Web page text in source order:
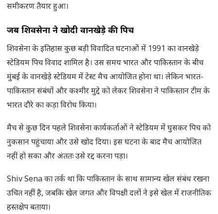
समीकरण तैयार हुआ।
जब शिवसेना ने खोदी वानखेड़े की पिच
शिवसेना के इतिहास कुछ बड़ी विवादित घटनाओं में 1991 का वानखेड़े
स्टेडियम पिच विवाद शामिल है। उस समय भारत और पाकिस्तान के बीच
मुंबई के वानखेड़े स्टेडियम में टेस्ट मैच आयोजित होना था। लेकिन भारत-
पाकिस्तान संबंधों और कश्मीर मुद्दे को लेकर शिवसेना ने पाकिस्तान टीम के
भारत दौरे का कड़ा विरोध किया।
मैच से कुछ दिन पहले शिवसेना कार्यकर्ताओं ने स्टेडियम में घुसकर पिच को
नुकसान पहुंचाया और उसे खोद दिया। इस घटना के बाद मैच आयोजित
नहीं हो सका और अंततः उसे रद्द करना पड़ा।
Shiv Sena का तर्क था कि पाकिस्तान के साथ सामान्य खेल संबंध रखना
उचित नहीं है, जबकि खेल जगत और विपक्षी दलों ने इसे खेल में राजनीतिक
हस्तक्षेप बताया।